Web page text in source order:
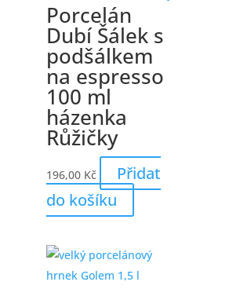
Porcelán
Dubí Šálek s
podšálkem
na espresso
100 ml
házenka
Růžičky
196,00 Kč
Přidat
do košíku